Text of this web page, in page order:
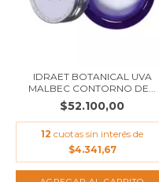
IDRAET BOTANICAL UVA
MALBEC CONTORNO DE...
$52.100,00
12 cuotas sin interés de
$4.341,67